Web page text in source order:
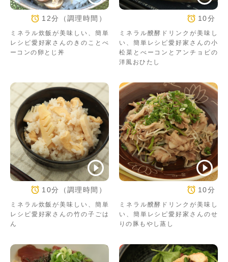
12分（調理時間）
ミネラル炊飯が美味しい、簡単
レシピ愛好家さんのきのことべ
ーコンの卵とじ丼
10分
ミネラル醗酵ドリンクが美味し
い、簡単レシピ愛好家さんの小
松菜とべーコンとアンチョビの
洋風おひたし
10分（調理時間）
ミネラル炊飯が美味しい、簡単
レシピ愛好家さんの竹の子ごは
ん
10分
ミネラル醗酵ドリンクが美味し
い、簡単レシピ愛好家さんのせ
りの豚もやし蒸し